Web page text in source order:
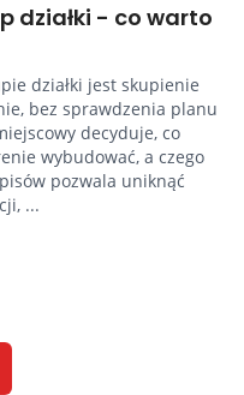
działki - co warto
działki jest skupienie
bez sprawdzenia planu
decyduje, co
wybudować, a czego
pozwala uniknąć
...